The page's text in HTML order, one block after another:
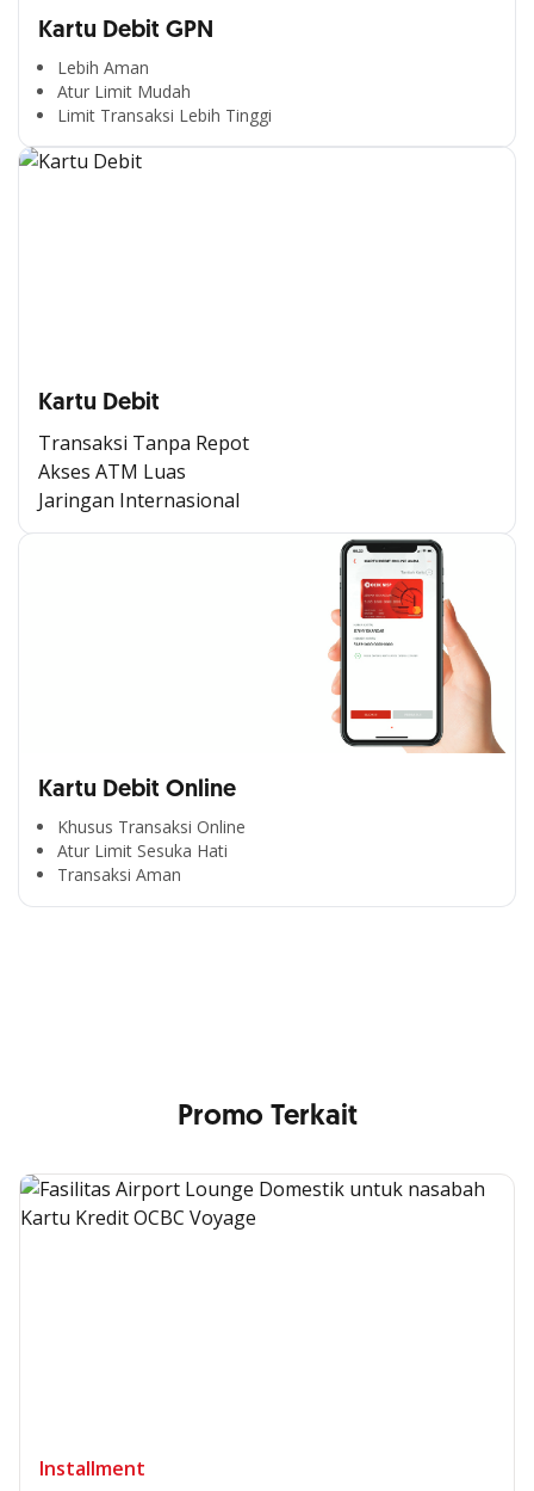
Kartu Debit GPN
Lebih Aman
Atur Limit Mudah
Limit Transaksi Lebih Tinggi
Kartu Debit
Transaksi Tanpa Repot
Akses ATM Luas
Jaringan Internasional
Kartu Debit Online
Khusus Transaksi Online
Atur Limit Sesuka Hati
Transaksi Aman
Segala Kemudahan Ada
di Satu Genggaman
Promo Terkait
Installment